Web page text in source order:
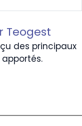
Teogest
des principaux